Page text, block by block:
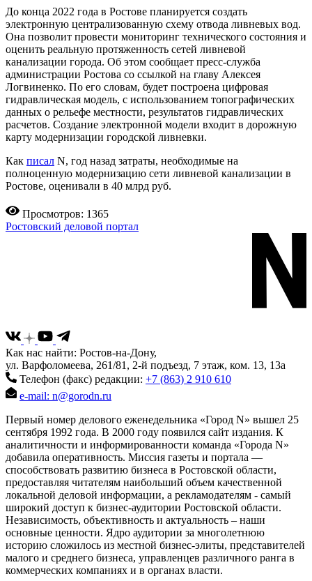
До конца 2022 года в Ростове планируется создать
электронную централизованную схему отвода ливневых вод.
Она позволит провести мониторинг технического состояния и
оценить реальную протяженность сетей ливневой
канализации города. Об этом сообщает пресс-служба
администрации Ростова со ссылкой на главу Алексея
Логвиненко. По его словам, будет построена цифровая
гидравлическая модель, с использованием топографических
данных о рельефе местности, результатов гидравлических
расчетов. Создание электронной модели входит в дорожную
карту модернизации городской ливневки.
Как писал N, год назад затраты, необходимые на
полноценную модернизацию сети ливневой канализации в
Ростове, оценивали в 40 млрд руб.
Просмотров: 1365
Ростовский деловой портал
Как нас найти: Ростов-на-Дону,
ул. Варфоломеева, 261/81, 2-й подъезд, 7 этаж, ком. 13, 13а
Телефон (факс) редакции: +7 (863) 2 910 610
e-mail: n@gorodn.ru
Первый номер делового еженедельника «Город N» вышел 25
сентября 1992 года. В 2000 году появился сайт издания. К
аналитичности и информированности команда «Города N»
добавила оперативность. Миссия газеты и портала —
способствовать развитию бизнеса в Ростовской области,
предоставляя читателям наибольший объем качественной
локальной деловой информации, а рекламодателям - самый
широкий доступ к бизнес-аудитории Ростовской области.
Независимость, объективность и актуальность – наши
основные ценности. Ядро аудитории за многолетнюю
историю сложилось из местной бизнес-элиты, представителей
малого и среднего бизнеса, управленцев различного ранга в
коммерческих компаниях и в органах власти.